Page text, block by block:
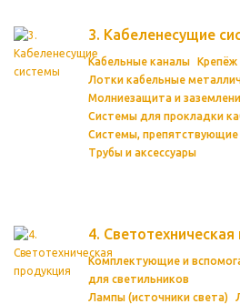
3. Кабеленесущие
Кабельные каналы
Крепёж
Лотки кабельные
Молниезащита и
Системы для прокладки
Системы, препятствующие
Трубы и аксессуары
4.
Комплектующие и
для светильников
Лампы (источники света)